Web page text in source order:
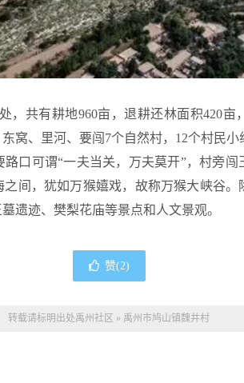
，共有耕地960亩，退耕还林面积420亩
窝、里河、要闯7个自然村，12个村民小
口可谓“一夫当关，万夫莫开”，村旁
间，犹如万猴嬉戏，故称万猴大峡谷
遗迹、樊梨花庙等景点和人文景观。
赞(2)
转载请标明出处禹州社区 » 禹州市鸠山镇魏井村